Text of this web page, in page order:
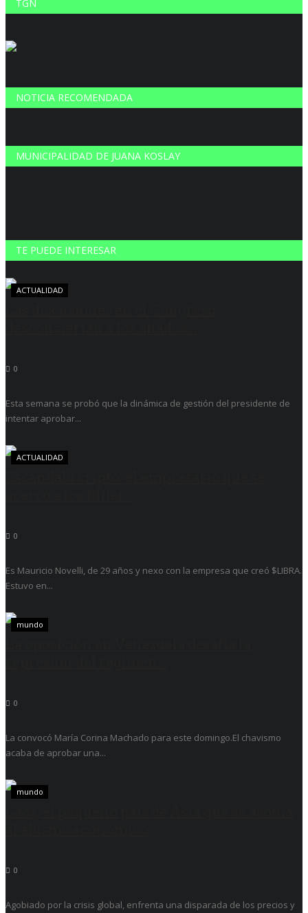
TGN
NOTICIA RECOMENDADA
MUNICIPALIDAD DE JUANA KOSLAY
TE PUEDE INTERESAR
ACTUALIDAD
0
Esta semana se probó que la dinámica de gestión del presidente de
intentar aprobar...
ACTUALIDAD
0
Es Mauricio Novelli, de 29 años y nexo con la empresa que creó $LIBRA.
Estuvo en...
mundo
0
La convocó María Corina Machado para este domingo.El chavismo
acaba de aprobar una...
mundo
0
Agobiado por la crisis global, enfrenta una disparada de los precios y